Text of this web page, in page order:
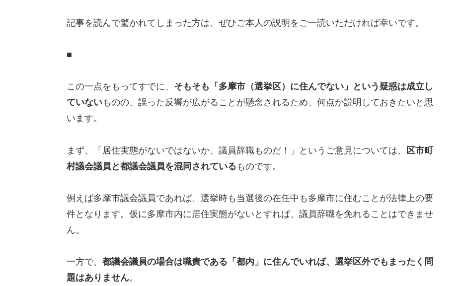
記事を読んで驚かれてしまった方は、ぜひご本人の説明をご一読いただければ幸いです。
■
この一点をもってすでに、 そもそも「多摩市（選挙区）に住んでない」という疑惑は成立し
ていないものの、誤った反響が広がることが懸念されるため、何点か説明しておきたいと思
います。
まず、「居住実態がないではないか、議員辞職ものだ！」というご意見については、
区市町
村議会議員と都議会議員を混同されている ものです。
例えば多摩市議会議員であれば、選挙時も当選後の在任中も多摩市に住むことが法律上の要
件となります。仮に多摩市内に居住実態がないとすれば、議員辞職を免れることはできませ
ん。
一方で、 都議会議員の場合は職責である「都内」に住んでいれば、選挙区外でもまったく問
題はありません。